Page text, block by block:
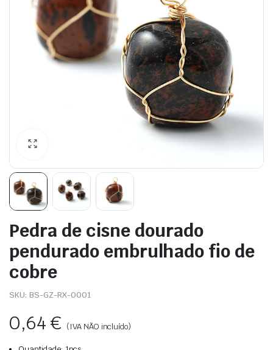
Pedra de cisne dourado
pendurado embrulhado fio de
cobre
SKU: BS-GZ-RX-0001
0,64€ (IVA NÃO incluído)